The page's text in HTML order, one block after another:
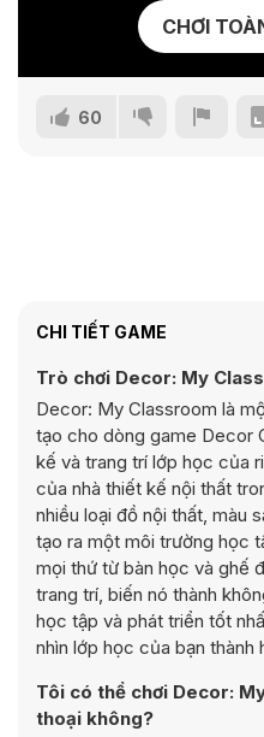
CHƠI
60
CHI TIẾT GAME
Trò chơi Decor: My
Decor: My Classroom là
tạo cho dòng game Decor
kế và trang trí lớp học của
của nhà thiết kế nội thất
nhiều loại đồ nội thất, màu
tạo ra một môi trường học
mọi thứ từ bàn học và ghế
trang trí, biến nó thành
học tập và phát triển tốt
nhìn lớp học của bạn thành
Tôi có thể chơi Decor:
thoại không?